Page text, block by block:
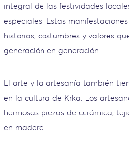
integral de las festividades
especiales. Estas
historias, costumbres y valores
generación en generación.
El arte y la artesanía también
en la cultura de Krka. Los
hermosas piezas de cerámica,
en madera.